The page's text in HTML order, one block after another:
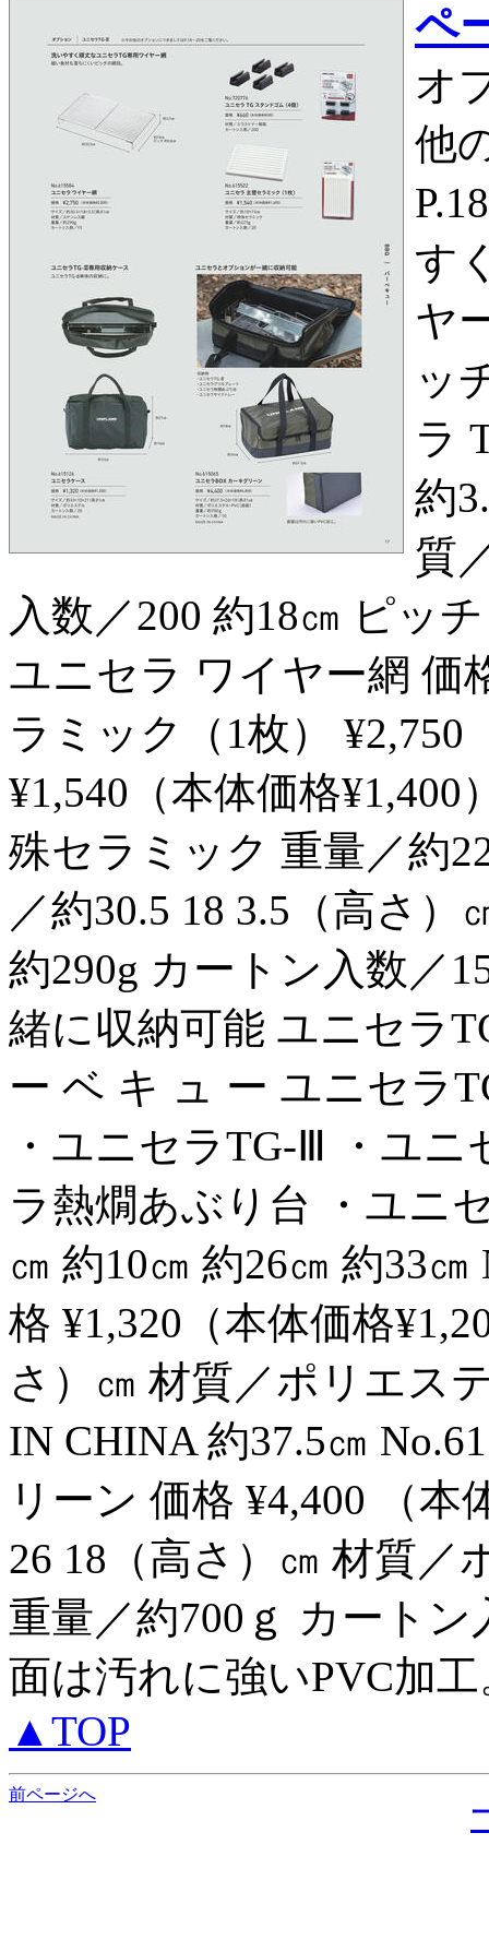
ペ
オ
他
す
ヤ
ッ
ラ
約
質
入数／200 約18㎝ ピッ
ユニセラ ワイヤー網 価
ラミック（1枚） ¥2,750
¥1,540（本体価格
殊セラミック 重量／約
／約30.5 18 3.5（高さ
約290g カートン入数／
緒に収納可能 ユニセラ
ー ベ キ ュ ー ユニセ
・ユニセラTG-Ⅲ ・ユ
ラ熱燗あぶり台 ・ユニ
㎝ 約10㎝ 約26㎝ 約33
格 ¥1,320（本体価格
さ）㎝ 材質／ポリエス
IN CHINA 約37.5㎝
リーン 価格 ¥4,400 （本
26 18（高さ）㎝ 材質／
重量／約700ｇ カート
面は汚れに強いPVC加
▲TOP
前ページへ